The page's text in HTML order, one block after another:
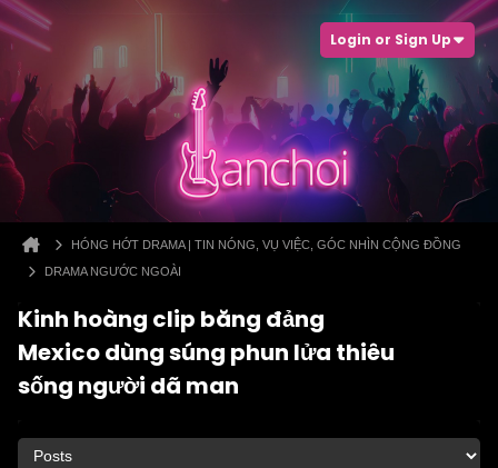
Login or Sign Up
HÓNG HỚT DRAMA | TIN NÓNG, VỤ VIỆC, GÓC NHÌN CỘNG ĐỒNG
DRAMA NGƯỚC NGOÀI
Kinh hoàng clip băng đảng
Mexico dùng súng phun lửa thiêu
sống người dã man